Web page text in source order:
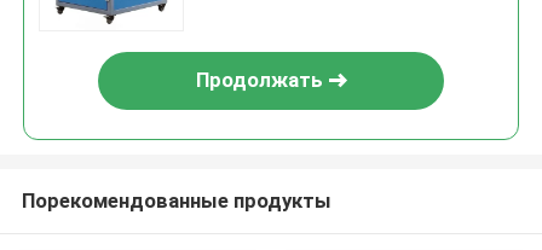
Продолжать
Порекомендованные продукты